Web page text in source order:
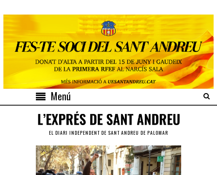
Menú
EL DIARI INDEPENDENT DE SANT ANDREU DE PALOMAR